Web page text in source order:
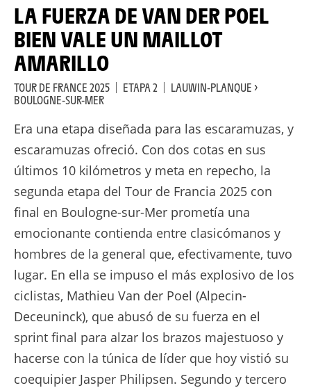
LA FUERZA DE VAN DER POEL
BIEN VALE UN MAILLOT
AMARILLO
TOUR DE FRANCE 2025 | ETAPA 2 | LAUWIN-PLANQUE >
BOULOGNE-SUR-MER
Era una etapa diseñada para las escaramuzas, y
escaramuzas ofreció. Con dos cotas en sus
últimos 10 kilómetros y meta en repecho, la
segunda etapa del Tour de Francia 2025 con
final en Boulogne-sur-Mer prometía una
emocionante contienda entre clasicómanos y
hombres de la general que, efectivamente, tuvo
lugar. En ella se impuso el más explosivo de los
ciclistas, Mathieu Van der Poel (Alpecin-
Deceuninck), que abusó de su fuerza en el
sprint final para alzar los brazos majestuoso y
hacerse con la túnica de líder que hoy vistió su
coequipier Jasper Philipsen. Segundo y tercero